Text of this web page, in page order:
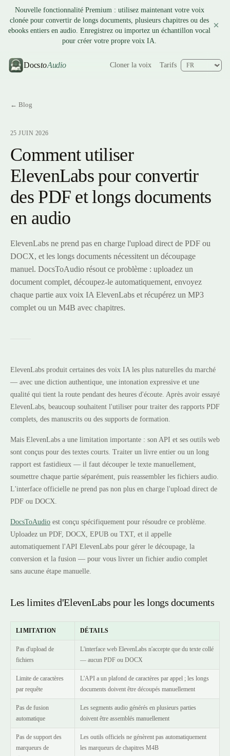
Nouvelle fonctionnalité Premium : utilisez maintenant votre voix
clonée pour convertir de longs documents, plusieurs chapitres ou des
ebooks entiers en audio. Enregistrez ou importez un échantillon vocal
pour créer votre propre voix IA.
DocstoAudio Cloner la voix Tarifs
← Blog
25 JUIN 2026
Comment utiliser
ElevenLabs pour convertir
des PDF et longs documents
en audio
ElevenLabs ne prend pas en charge l'upload direct de PDF ou
DOCX, et les longs documents nécessitent un découpage
manuel. DocsToAudio résout ce problème : uploadez un
document complet, découpez-le automatiquement, envoyez
chaque partie aux voix IA ElevenLabs et récupérez un MP3
complet ou un M4B avec chapitres.
ElevenLabs produit certaines des voix IA les plus naturelles du marché
— avec une diction authentique, une intonation expressive et une
qualité qui tient la route pendant des heures d'écoute. Après avoir essayé
ElevenLabs, beaucoup souhaitent l'utiliser pour traiter des rapports PDF
complets, des manuscrits ou des supports de formation.
Mais ElevenLabs a une limitation importante : son API et ses outils web
sont conçus pour des textes courts. Traiter un livre entier ou un long
rapport est fastidieux — il faut découper le texte manuellement,
soumettre chaque partie séparément, puis reassembler les fichiers audio.
L'interface officielle ne prend pas non plus en charge l'upload direct de
PDF ou DOCX.
DocsToAudio est conçu spécifiquement pour résoudre ce problème.
Uploadez un PDF, DOCX, EPUB ou TXT, et il appelle
automatiquement l'API ElevenLabs pour gérer le découpage, la
conversion et la fusion — pour vous livrer un fichier audio complet
sans aucune étape manuelle.
Les limites d'ElevenLabs pour les longs documents
LIMITATION DÉTAILS
Pas d'upload de
fichiers
L'interface web ElevenLabs n'accepte que du texte collé
— aucun PDF ou DOCX
Limite de caractères
par requête
L'API a un plafond de caractères par appel ; les longs
documents doivent être découpés manuellement
Pas de fusion
automatique
Les segments audio générés en plusieurs parties
doivent être assemblés manuellement
Pas de support des
marqueurs de
Les outils officiels ne génèrent pas automatiquement
les marqueurs de chapitres M4B